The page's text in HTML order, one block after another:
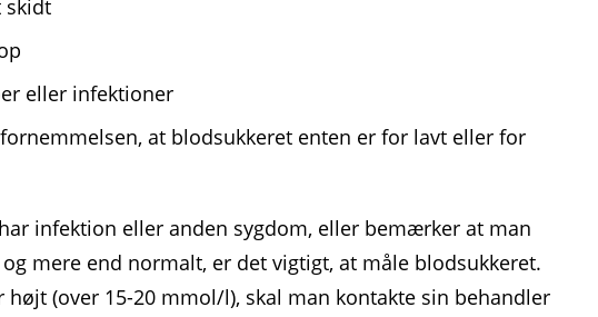
skidt
eller infektioner
at blodsukkeret enten er for lavt eller for
infektion eller anden sygdom, eller bemærker at man
mere end normalt, er det vigtigt, at måle blodsukkeret.
højt (over 15-20 mmol/l), skal man kontakte sin behandler